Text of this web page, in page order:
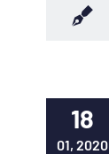
18
01, 2020